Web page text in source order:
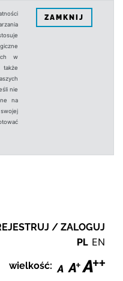
w
nie
na
ZAMKNIJ
/ ZALOGUJ
PL EN
wielkość: